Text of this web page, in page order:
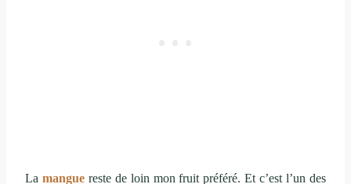
La manguereste de loin mon fruit préféré. Et c’est l’un des